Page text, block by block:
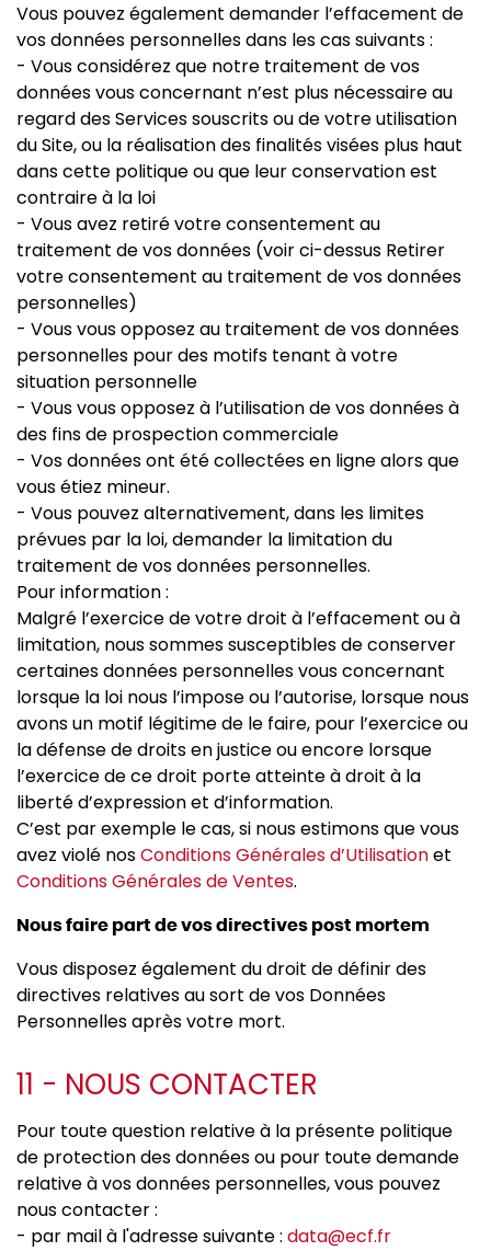
Vous pouvez également demander l’effacement de
vos données personnelles dans les cas suivants :
- Vous considérez que notre traitement de vos
données vous concernant n’est plus nécessaire au
regard des Services souscrits ou de votre utilisation
du Site, ou la réalisation des finalités visées plus haut
dans cette politique ou que leur conservation est
contraire à la loi
- Vous avez retiré votre consentement au
traitement de vos données (voir ci-dessus Retirer
votre consentement au traitement de vos données
personnelles)
- Vous vous opposez au traitement de vos données
personnelles pour des motifs tenant à votre
situation personnelle
- Vous vous opposez à l’utilisation de vos données à
des fins de prospection commerciale
- Vos données ont été collectées en ligne alors que
vous étiez mineur.
- Vous pouvez alternativement, dans les limites
prévues par la loi, demander la limitation du
traitement de vos données personnelles.
Pour information :
Malgré l’exercice de votre droit à l’effacement ou à
limitation, nous sommes susceptibles de conserver
certaines données personnelles vous concernant
lorsque la loi nous l’impose ou l’autorise, lorsque nous
avons un motif légitime de le faire, pour l’exercice ou
la défense de droits en justice ou encore lorsque
l’exercice de ce droit porte atteinte à droit à la
liberté d’expression et d’information.
C’est par exemple le cas, si nous estimons que vous
avez violé nosConditions Générales d’Utilisationet
Conditions Générales de Ventes.
Nous faire part de vos directives post mortem
Vous disposez également du droit de définir des
directives relatives au sort de vos Données
Personnelles après votre mort.
11 - NOUS CONTACTER
Pour toute question relative à la présente politique
de protection des données ou pour toute demande
relative à vos données personnelles, vous pouvez
nous contacter :
- par mail à l'adresse suivante : data@ecf.fr